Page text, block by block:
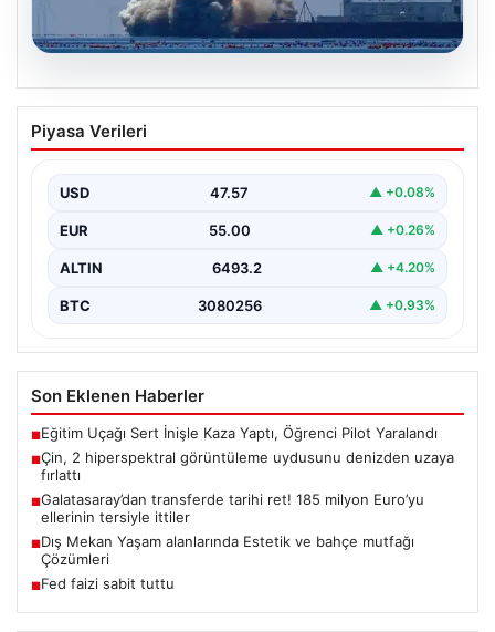
Çin, 2 hiperspektral görüntüleme
uydusunu denizden uzaya fırlattı
Piyasa Verileri
USD 47.57 ▲ +0.08%
EUR 55.00 ▲ +0.26%
ALTIN 6493.2 ▲ +4.20%
BTC 3080256 ▲ +0.93%
Son Eklenen Haberler
■Eğitim Uçağı Sert İnişle Kaza Yaptı, Öğrenci Pilot Yaralandı
■Çin, 2 hiperspektral görüntüleme uydusunu denizden uzaya
fırlattı
■Galatasaray’dan transferde tarihi ret! 185 milyon Euro’yu
ellerinin tersiyle ittiler
■Dış Mekan Yaşam alanlarında Estetik ve bahçe mutfağı
Çözümleri
■Fed faizi sabit tuttu